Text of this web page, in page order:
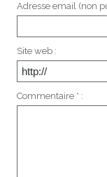
Adresse email (non
Site web :
Commentaire * :